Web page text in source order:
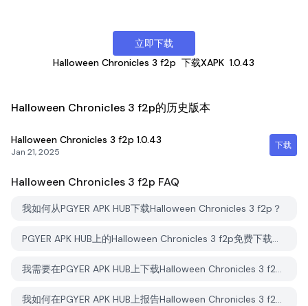
立即下载
Halloween Chronicles 3 f2p 下载XAPK 1.0.43
Halloween Chronicles 3 f2p的历史版本
Halloween Chronicles 3 f2p 1.0.43
Jan 21, 2025
下载
Halloween Chronicles 3 f2p FAQ
我如何从PGYER APK HUB下载Halloween Chronicles 3 f2p？
PGYER APK HUB上的Halloween Chronicles 3 f2p免费下载吗？
我需要在PGYER APK HUB上下载Halloween Chronicles 3 f2p时需要账户吗？
我如何在PGYER APK HUB上报告Halloween Chronicles 3 f2p的问题？